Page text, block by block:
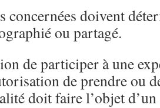
concernées doivent
ou partagé.
de participer à une
de prendre ou
doit faire l’objet